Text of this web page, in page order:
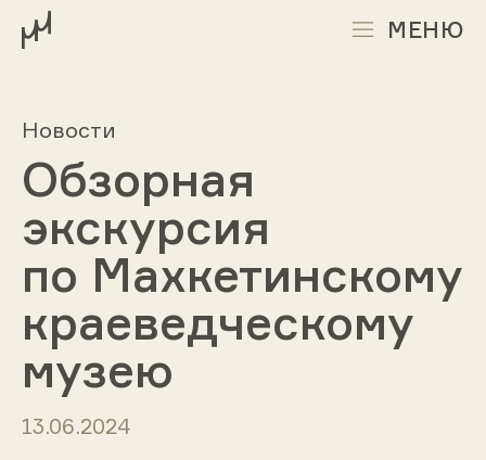
МЕНЮ
Новости
Обзорная
экскурсия
по Махкетинскому
краеведческому
музею
13.06.2024